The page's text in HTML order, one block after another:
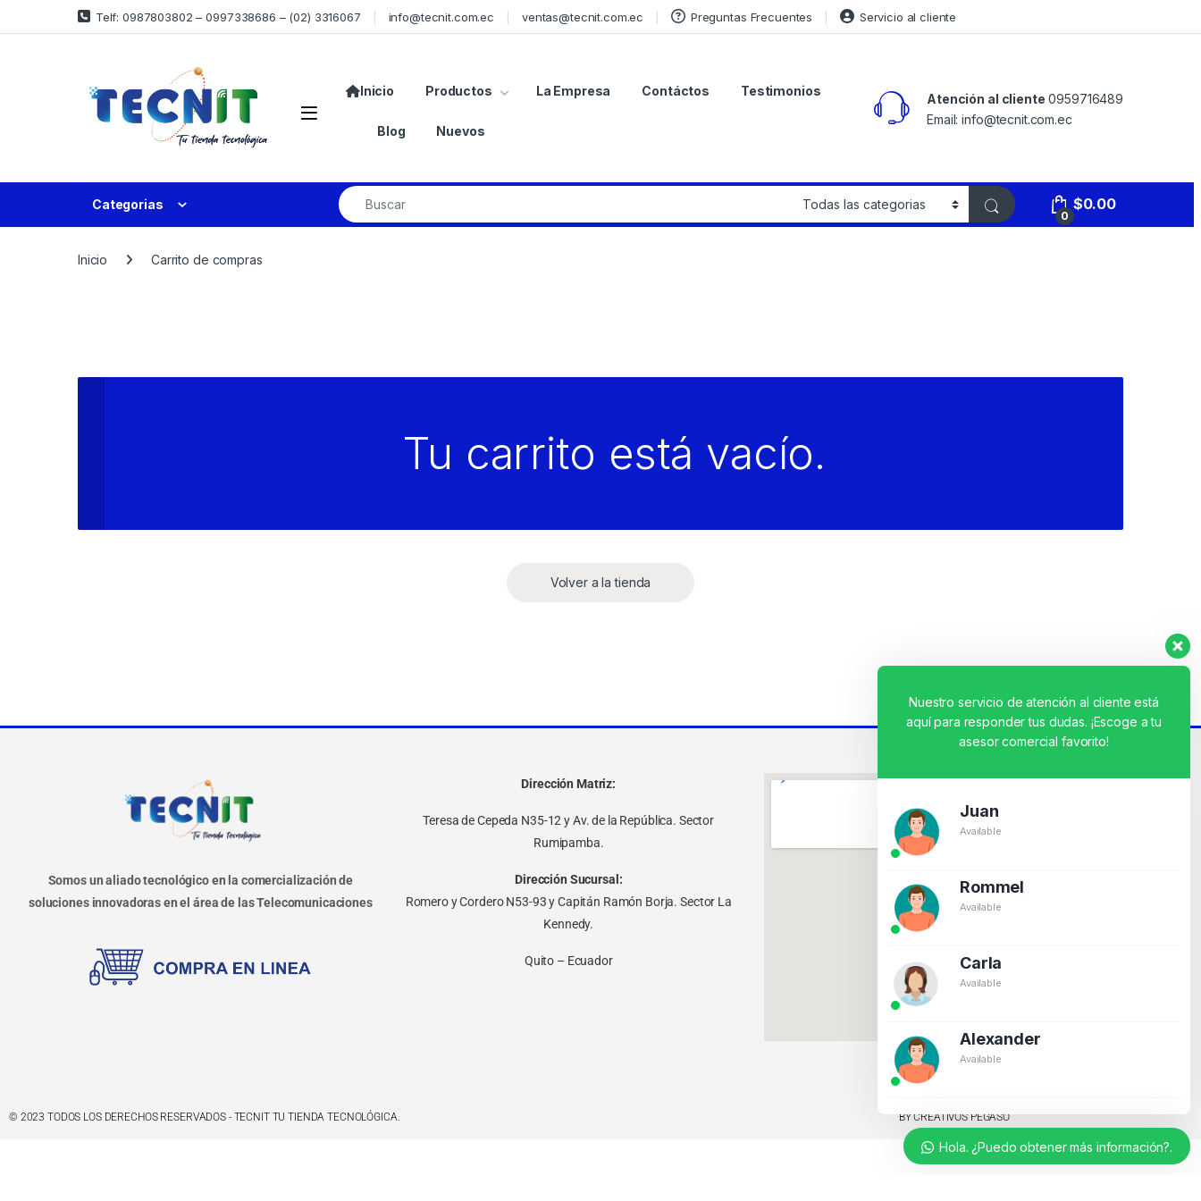
Telf: 0987803802 – 0997338686 – (02) 3316067 info@tecnit.com.ec ventas@tecnit.com.ec Preguntas Frecuentes Servicio al cliente
Inicio Productos La Empresa Contáctos Testimonios
Blog Nuevos
Atención al cliente 0959716489
Email: info@tecnit.com.ec
Categorias
0
$0.00
Inicio Carrito de compras
Tu carrito está vacío.
Volver a la tienda
Somos un aliado tecnológico en la comercialización de
soluciones innovadoras en el área de las Telecomunicaciones
Dirección Matriz:
Teresa de Cepeda N35-12 y Av. de la República. Sector
Rumipamba.
Dirección Sucursal:
Romero y Cordero N53-93 y Capitán Ramón Borja. Sector La
Kennedy.
Quito – Ecuador
© 2023 TODOS LOS DERECHOS RESERVADOS - TECNIT TU TIENDA TECNOLÓGICA. BY CREATIVOS PEGASO
Nuestro servicio de atención al cliente está
aquí para responder tus dudas. ¡Escoge a tu
asesor comercial favorito!
Juan
Available
Rommel
Available
Carla
Available
Alexander
Available
Hola. ¿Puedo obtener más información?.